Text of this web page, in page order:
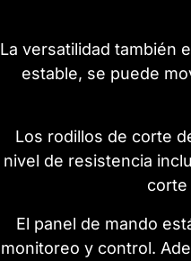
La versatilidad también
estable, se puede
Los rodillos de corte
nivel de resistencia
corte
El panel de mando
monitoreo y control.